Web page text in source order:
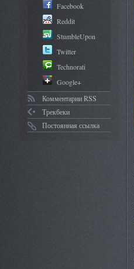
Facebook
Reddit
StumbleUpon
Twitter
Technorati
Google+
Комментарии RSS
Трекбеки
Постоянная ссылка